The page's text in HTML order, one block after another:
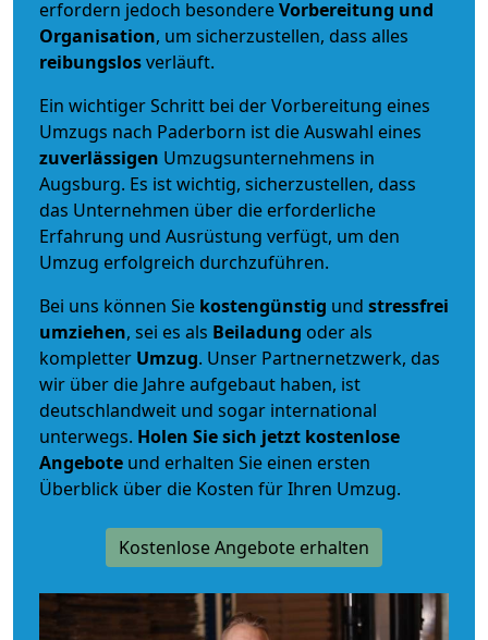
erfordern jedoch besondereVorbereitung und
Organisation, um sicherzustellen, dass alles
reibungslosverläuft.
Ein wichtiger Schritt bei der Vorbereitung eines
Umzugs nach Paderborn ist die Auswahl eines
zuverlässigen Umzugsunternehmens in
Augsburg. Es ist wichtig, sicherzustellen, dass
das Unternehmen über die erforderliche
Erfahrung und Ausrüstung verfügt, um den
Umzug erfolgreich durchzuführen.
Bei uns können Sie kostengünstig und stressfrei
umziehen, sei es als Beiladung oder als
kompletter Umzug. Unser Partnernetzwerk, das
wir über die Jahre aufgebaut haben, ist
deutschlandweit und sogar international
unterwegs. Holen Sie sich jetzt kostenlose
Angebote und erhalten Sie einen ersten
Überblick über die Kosten für Ihren Umzug.
Kostenlose Angebote erhalten